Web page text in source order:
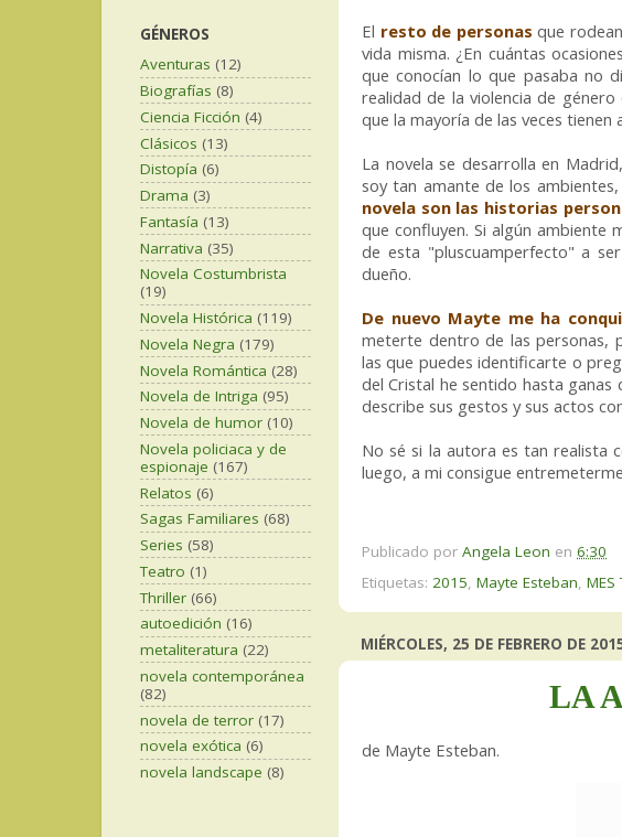
El resto de personas que
vida misma. ¿En cuántas
que conocían lo que pasaba no
realidad de la violencia de
que la mayoría de las veces tienen
La novela se desarrolla en
soy tan amante de los
novela son las historias
que confluyen. Si algún ambiente
de esta "pluscuamperfecto" a
dueño.
De nuevo Mayte me ha
meterte dentro de las personas,
las que puedes identificarte o
del Cristal he sentido hasta
describe sus gestos y sus actos
No sé si la autora es tan realista
luego, a mi consigue
Publicado por Angela Leon en 6:30
Etiquetas: 2015, Mayte Esteban, MES
MIÉRCOLES, 25 DE FEBRERO DE
LA
de Mayte Esteban.
GÉNEROS
Aventuras (12)
Biografías (8)
Ciencia Ficción (4)
Clásicos (13)
Distopía (6)
Drama (3)
Fantasía (13)
Narrativa (35)
Novela Costumbrista
(19)
Novela Histórica (119)
Novela Negra (179)
Novela Romántica (28)
Novela de Intriga (95)
Novela de humor (10)
Novela policiaca y de
espionaje (167)
Relatos (6)
Sagas Familiares (68)
Series (58)
Teatro (1)
Thriller (66)
autoedición (16)
metaliteratura (22)
novela contemporánea
(82)
novela de terror (17)
novela exótica (6)
novela landscape (8)